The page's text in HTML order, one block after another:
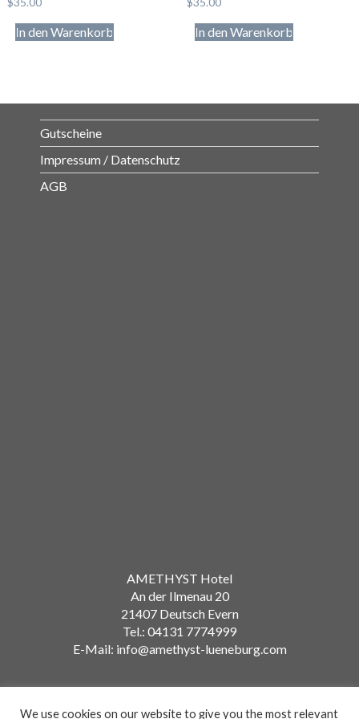
mit
von 5
In den Warenkorb
mit
von 5
In den Warenkorb
Gutscheine
Impressum / Datenschutz
AGB
AMETHYST Hotel
An der Ilmenau 20
21407 Deutsch Evern
Tel.: 04131 7774999
E-Mail: info@amethyst-lueneburg.com
We use cookies on our website to give you the most relevant